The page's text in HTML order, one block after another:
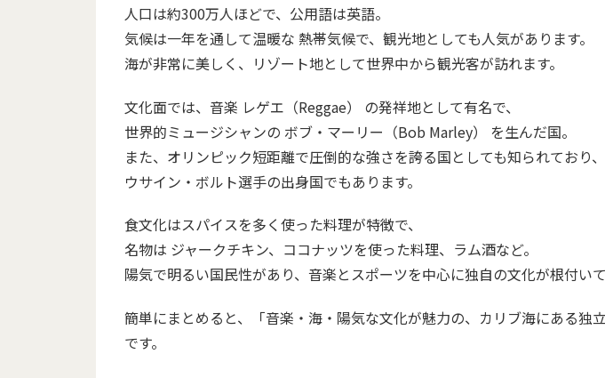
人口は約300万人ほどで、公用語は英語。
気候は一年を通して温暖な 熱帯気候で、観光地としても人気があります。
海が非常に美しく、リゾート地として世界中から観光客が訪れます。
文化面では、音楽 レゲエ（Reggae） の発祥地として有名で、
世界的ミュージシャンの ボブ・マーリー（Bob Marley） を生んだ国。
また、オリンピック短距離で圧倒的な強さを誇る国としても知られており、
ウサイン・ボルト選手の出身国でもあります。
食文化はスパイスを多く使った料理が特徴で、
名物は ジャークチキン、ココナッツを使った料理、ラム酒など。
陽気で明るい国民性があり、音楽とスポーツを中心に独自の文化が根付いて
簡単にまとめると、「音楽・海・陽気な文化が魅力の、カリブ海にある独
です。